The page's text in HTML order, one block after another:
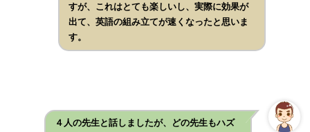
すが、これはとても楽しいし、実際に効果が
出て、英語の組み立てが速くなったと思いま
す。
４人の先生と話しましたが、どの先生もハズ